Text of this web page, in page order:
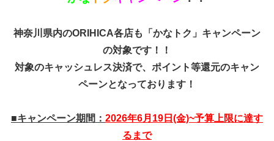
神奈川県内のORIHICA各店も「かなトク」キャンペーン
の対象です！！
対象のキャッシュレス決済で、ポイント等還元のキャン
ペーンとなっております！
■キャンペーン期間 ： 2026年6月19日(金)~予算上限に達す
るまで